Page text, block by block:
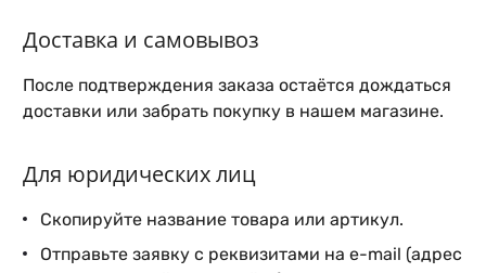
Доставка и самовывоз
После подтверждения заказа остаётся дождаться
доставки или забрать покупку в нашем магазине.
Для юридических лиц
Скопируйте название товара или артикул.
Отправьте заявку с реквизитами на e-mail (адрес